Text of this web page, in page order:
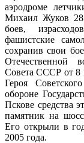
аэродроме
Михаил Жуков
боев,
фашистские
сохранив свои
Отечественной
Совета СССР от 8
Героя
обороне
Пскове средства
памятник на
Его открыли в
2005 года.